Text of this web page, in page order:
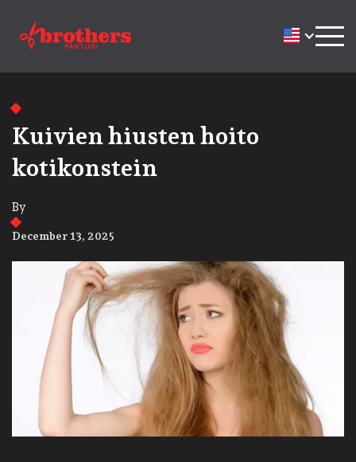
Kuivien hiusten hoito
kotikonstein
By
December 13, 2025